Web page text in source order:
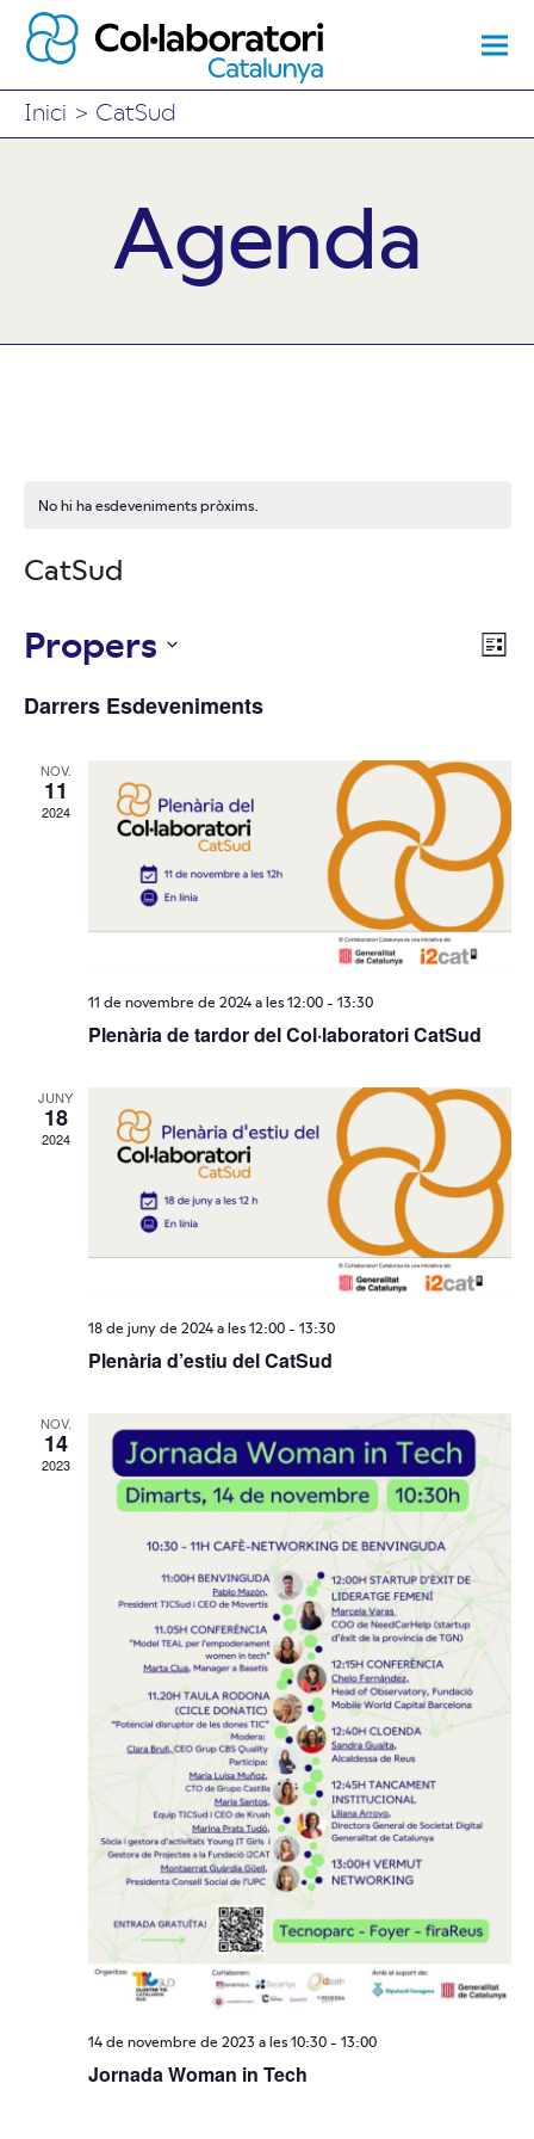
Inici > CatSud
Agenda
No hi ha esdeveniments pròxims.
CatSud
Llista
Propers
una
Darrers Esdeveniments
NOV.
11
2024
11 de novembre de 2024 a les 12:00- 13:30
Plenària de tardor del Col·laboratori CatSud
JUNY
18
2024
18 de juny de 2024 a les 12:00- 13:30
Plenària d’estiu del CatSud
NOV.
14
2023
14 de novembre de 2023 a les 10:30- 13:00
Jornada Woman in Tech